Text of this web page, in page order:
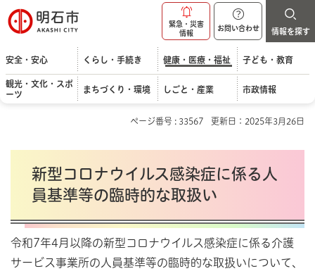
明石市
緊急・災害
情報
お問い合わせ 情報を探す
安全・安心 くらし・手続き 健康・医療・福祉 子ども・教育
観光・文化・スポ
ーツ
まちづくり・環境 しごと・産業 市政情報
ページ番号 : 33567 更新日：2025年3月26日
新型コロナウイルス感染症に係る人
員基準等の臨時的な取扱い
令和7年4月以降の新型コロナウイルス感染症に係る介護
サービス事業所の人員基準等の臨時的な取扱いについて、